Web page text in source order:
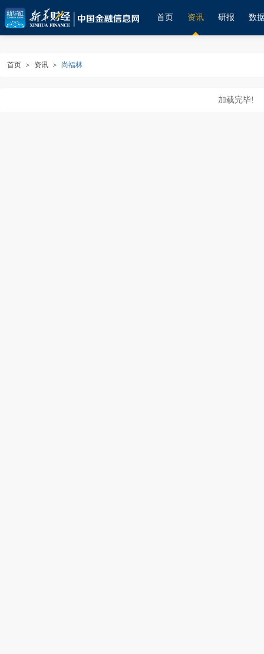
首页 资讯 研报 数
首页 ＞ 资讯 ＞ 尚福林
加载完毕!